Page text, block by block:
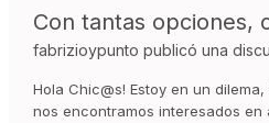
Con tantas opciones,
fabrizioypunto publicó una
Hola Chic@s! Estoy en un
nos encontramos interesados